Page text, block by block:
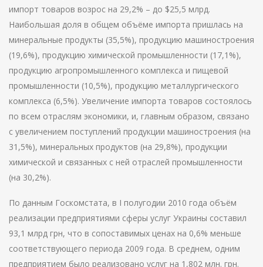
импорт товаров возрос на 29,2% – до $25,5 млрд.
Наибольшая доля в общем объёме импорта пришлась на
минеральные продукты (35,5%), продукцию машиностроения
(19,6%), продукцию химической промышленности (17,1%),
продукцию агропромышленного комплекса и пищевой
промышленности (10,5%), продукцию металлургического
комплекса (6,5%). Увеличение импорта товаров состоялось
по всем отраслям экономики, и, главным образом, связано
с увеличением поступлений продукции машиностроения (на
31,5%), минеральных продуктов (на 29,8%), продукции
химической и связанных с ней отраслей промышленности
(на 30,2%).
По данным Госкомстата, в I полугодии 2010 года объём
реализации предприятиями сферы услуг Украины составил
93,1 млрд грн, что в сопоставимых ценах на 0,6% меньше
соответствующего периода 2009 года. В среднем, одним
предприятием было реализовано услуг на 1,802 млн. грн.